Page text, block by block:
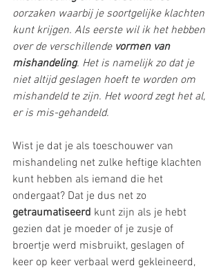
oorzaken waarbij je soortgelijke klachten
kunt krijgen. Als eerste wil ik het hebben
over de verschillende vormen van
mishandeling. Het is namelijk zo dat je
niet altijd geslagen hoeft te worden om
mishandeld te zijn. Het woord zegt het al,
er is mis-gehandeld.
Wist je dat je als toeschouwer van
mishandeling net zulke heftige klachten
kunt hebben als iemand die het
ondergaat? Dat je dus net zo
getraumatiseerd kunt zijn als je hebt
gezien dat je moeder of je zusje of
broertje werd misbruikt, geslagen of
keer op keer verbaal werd gekleineerd,